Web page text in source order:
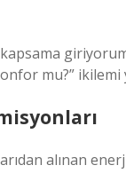
mu?”
alınan